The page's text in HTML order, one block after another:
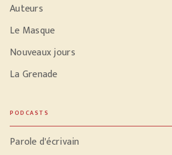
Auteurs
Le Masque
Nouveaux jours
La Grenade
PODCASTS
Parole d'écrivain